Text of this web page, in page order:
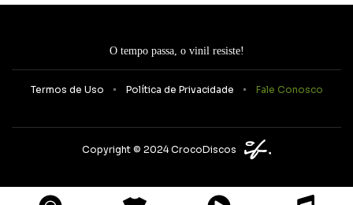
O tempo passa, o vinil resiste!
Termos de Uso Política de Privacidade Fale Conosco
Copyright © 2024 CrocoDiscos